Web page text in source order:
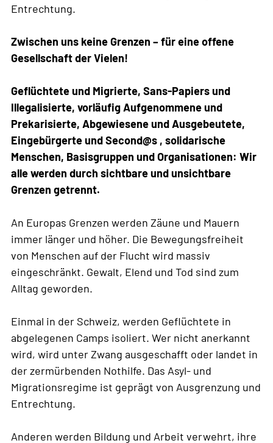
Entrechtung.
Zwischen uns keine Grenzen – für eine offene
Gesellschaft der Vielen!
Geflüchtete und Migrierte, Sans-Papiers und
Illegalisierte, vorläufig Aufgenommene und
Prekarisierte, Abgewiesene und Ausgebeutete,
Eingebürgerte und Second@s , solidarische
Menschen, Basisgruppen und Organisationen: Wir
alle werden durch sichtbare und unsichtbare
Grenzen getrennt.
An Europas Grenzen werden Zäune und Mauern
immer länger und höher. Die Bewegungsfreiheit
von Menschen auf der Flucht wird massiv
eingeschränkt. Gewalt, Elend und Tod sind zum
Alltag geworden.
Einmal in der Schweiz, werden Geflüchtete in
abgelegenen Camps isoliert. Wer nicht anerkannt
wird, wird unter Zwang ausgeschafft oder landet in
der zermürbenden Nothilfe. Das Asyl- und
Migrationsregime ist geprägt von Ausgrenzung und
Entrechtung.
Anderen werden Bildung und Arbeit verwehrt, ihre